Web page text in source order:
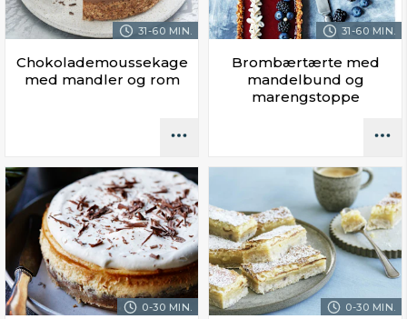
31-60 MIN.
Chokolademoussekage
med mandler og rom
31-60 MIN.
Brombærtærte med
mandelbund og
marengstoppe
0-30 MIN. 0-30 MIN.